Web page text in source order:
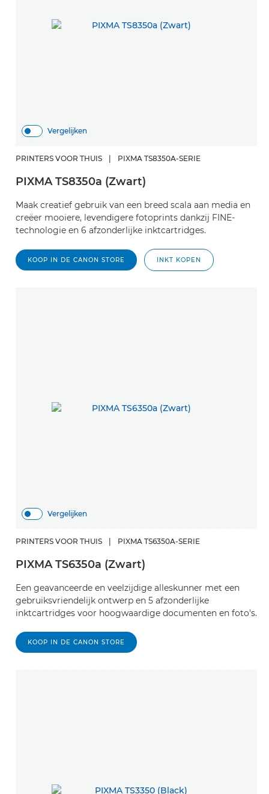
Vergelijken
PRINTERS VOOR THUIS | PIXMA TS8350A-SERIE
PIXMA TS8350a (Zwart)
Maak creatief gebruik van een breed scala aan media en
creëer mooiere, levendigere fotoprints dankzij FINE-
technologie en 6 afzonderlijke inktcartridges.
KOOP IN DE CANON STORE INKT KOPEN
Vergelijken
PRINTERS VOOR THUIS | PIXMA TS6350A-SERIE
PIXMA TS6350a (Zwart)
Een geavanceerde en veelzijdige alleskunner met een
gebruiksvriendelijk ontwerp en 5 afzonderlijke
inktcartridges voor hoogwaardige documenten en foto's.
KOOP IN DE CANON STORE